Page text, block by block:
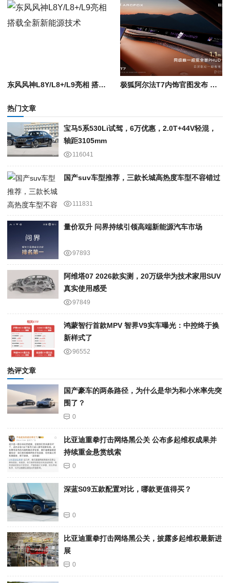
东风风神L8Y/L8+/L9亮相 搭载全新新能源技术 极狐阿尔法T7内饰官图发布 天际屏+华为乾崑智驾
热门文章
宝马5系530Li试驾，6万优惠，2.0T+44V轻混，
轴距3105mm
116041
国产suv车型推荐，三款长城高热度车型不容错过
111831
量价双升 问界持续引领高端新能源汽车市场
97893
阿维塔07 2026款实测，20万级华为技术家用SUV
真实使用感受
97849
鸿蒙智行首款MPV 智界V9实车曝光：中控终于换
新样式了
96552
热评文章
国产豪车的两条路径，为什么是华为和小米率先突
围了？
0
比亚迪重拳打击网络黑公关 公布多起维权成果并
持续重金悬赏线索
0
深蓝S09五款配置对比，哪款更值得买？
0
比亚迪重拳打击网络黑公关，披露多起维权最新进
展
0